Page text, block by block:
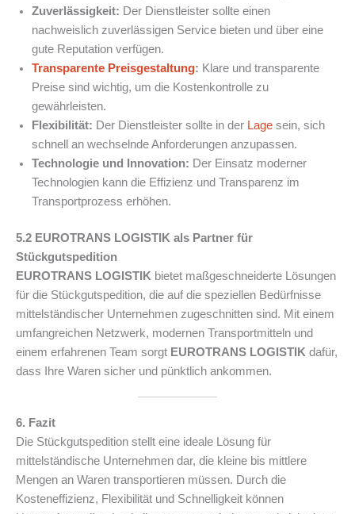
Zuverlässigkeit: Der Dienstleister sollte einen
nachweislich zuverlässigen Service bieten und über eine
gute Reputation verfügen.
Transparente Preisgestaltung: Klare und transparente
Preise sind wichtig, um die Kostenkontrolle zu
gewährleisten.
Flexibilität: Der Dienstleister sollte in der Lage sein, sich
schnell an wechselnde Anforderungen anzupassen.
Technologie und Innovation: Der Einsatz moderner
Technologien kann die Effizienz und Transparenz im
Transportprozess erhöhen.
5.2 EUROTRANS LOGISTIK als Partner für
Stückgutspedition
EUROTRANS LOGISTIK bietet maßgeschneiderte Lösungen
für die Stückgutspedition, die auf die speziellen Bedürfnisse
mittelständischer Unternehmen zugeschnitten sind. Mit einem
umfangreichen Netzwerk, modernen Transportmitteln und
einem erfahrenen Team sorgt EUROTRANS LOGISTIK dafür,
dass Ihre Waren sicher und pünktlich ankommen.
6. Fazit
Die Stückgutspedition stellt eine ideale Lösung für
mittelständische Unternehmen dar, die kleine bis mittlere
Mengen an Waren transportieren müssen. Durch die
Kosteneffizienz, Flexibilität und Schnelligkeit können